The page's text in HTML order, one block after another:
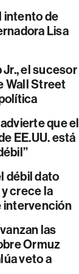
intento de
Lisa
el sucesor
Wall Street
que el
EE.UU. está
débil dato
y crece la
intervención
las
Ormuz
veto a